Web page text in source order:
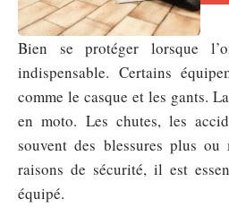
Bien se protéger lorsque
indispensable. Certains
comme le casque et les gants.
en moto. Les chutes, les
souvent des blessures plus ou
raisons de sécurité, il est
équipé.